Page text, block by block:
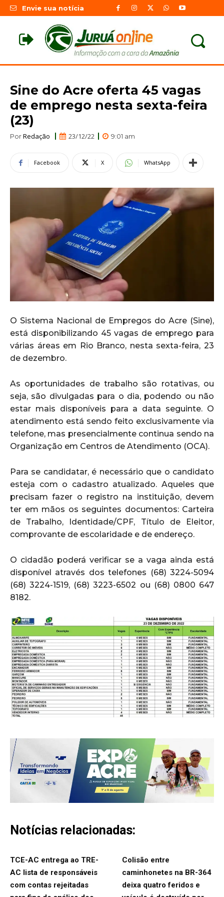
Envie sua notícia
Sine do Acre oferta 45 vagas
de emprego nesta sexta-feira
(23)
PorRedação 23/12/22 9:01 am
Facebook X WhatsApp
O Sistema Nacional de Empregos do Acre (Sine),
está disponibilizando 45 vagas de emprego para
várias áreas em Rio Branco, nesta sexta-feira, 23
de dezembro.
As oportunidades de trabalho são rotativas, ou
seja, são divulgadas para o dia, podendo ou não
estar mais disponíveis para a data seguinte. O
atendimento está sendo feito exclusivamente via
telefone, mas presencialmente continua sendo na
Organização em Centros de Atendimento (OCA).
Para se candidatar, é necessário que o candidato
esteja com o cadastro atualizado. Aqueles que
precisam fazer o registro na instituição, devem
ter em mãos os seguintes documentos: Carteira
de Trabalho, Identidade/CPF, Título de Eleitor,
comprovante de escolaridade e de endereço.
O cidadão poderá verificar se a vaga ainda está
disponível através dos telefones (68) 3224-5094
(68) 3224-1519, (68) 3223-6502 ou (68) 0800 647
8182.
Notícias relacionadas:
TCE-AC entrega ao TRE-
AC lista de responsáveis
com contas rejeitadas
Colisão entre
caminhonetes na BR-364
deixa quatro feridos e